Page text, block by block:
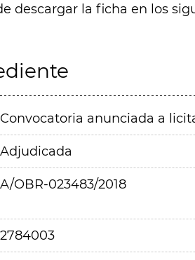
descargar la ficha en los
Convocatoria anunciada a
Adjudicada
A/OBR-023483/2018
2784003